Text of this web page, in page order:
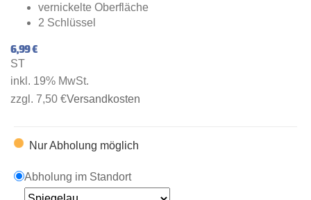
vernickelte Oberfläche
2 Schlüssel
6,99 €
ST
inkl. 19% MwSt.
zzgl. 7,50 €Versandkosten
Nur Abholung möglich
Abholung im Standort